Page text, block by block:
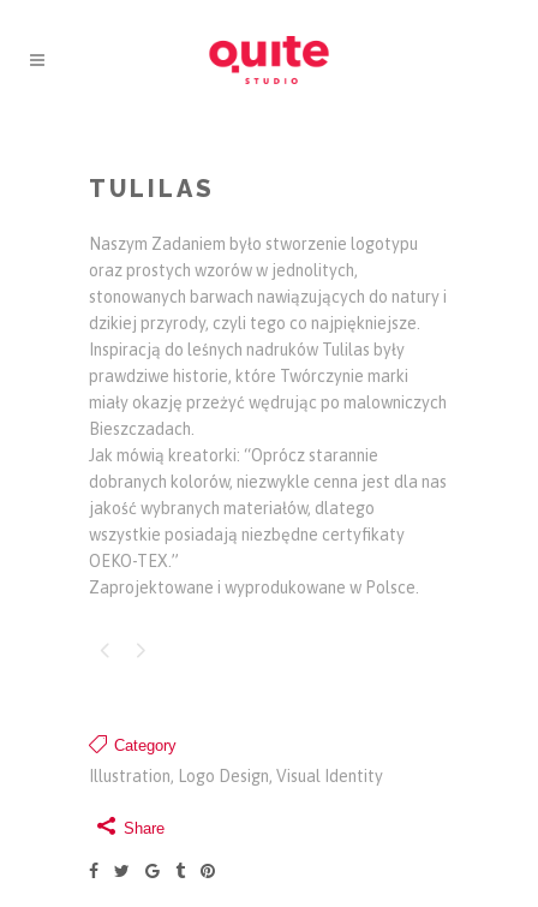
TULILAS
Naszym Zadaniem było stworzenie logotypu
oraz prostych wzorów w jednolitych,
stonowanych barwach nawiązujących do natury i
dzikiej przyrody, czyli tego co najpiękniejsze.
Inspiracją do leśnych nadruków Tulilas były
prawdziwe historie, które Twórczynie marki
miały okazję przeżyć wędrując po malowniczych
Bieszczadach.
Jak mówią kreatorki: “Oprócz starannie
dobranych kolorów, niezwykle cenna jest dla nas
jakość wybranych materiałów, dlatego
wszystkie posiadają niezbędne certyfikaty
OEKO-TEX.”
Zaprojektowane i wyprodukowane w Polsce.
Category
Illustration, Logo Design, Visual Identity
Share